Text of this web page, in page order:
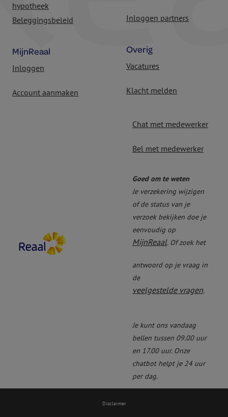
hypotheek
Beleggingsbeleid
MijnReaal
Inloggen
Account aanmaken
Inloggen partners
Overig
Vacatures
Klacht melden
Chat met medewerker
Bel met medewerker
Goed om te weten
Je verzekering wijzigen
of de status van je
verzoek bekijken doe je
eenvoudig op
MijnReaal. Of zoek het
antwoord op je vraag in
de
veelgestelde vragen.
Je kunt ons vandaag
bellen tussen 09.00 uur
en 17.00 uur. Onze
chatbot helpt je 24 uur
per dag.
Disclaimer